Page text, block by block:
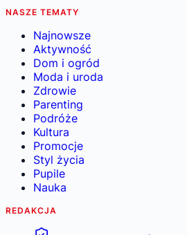
NASZE TEMATY
Najnowsze
Aktywność
Dom i ogród
Moda i uroda
Zdrowie
Parenting
Podróże
Kultura
Promocje
Styl życia
Pupile
Nauka
REDAKCJA